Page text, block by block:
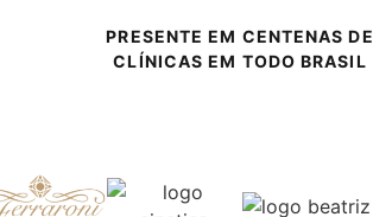
PRESENTE EM CENTENAS DE
CLÍNICAS EM TODO BRASIL